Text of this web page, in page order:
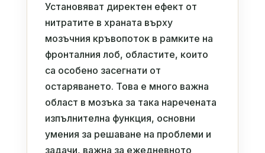
Установяват директен ефект от
нитратите в храната върху
мозъчния кръвопоток в рамките на
фронталния лоб, областите, които
са особено засегнати от
остаряването. Това е много важна
област в мозъка за така наречената
изпълнителна функция, основни
умения за решаване на проблеми и
задачи, важна за ежедневното